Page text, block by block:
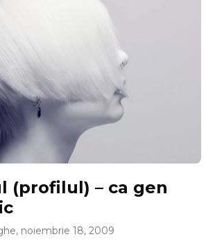
(profilul) – ca gen
noiembrie 18, 2009